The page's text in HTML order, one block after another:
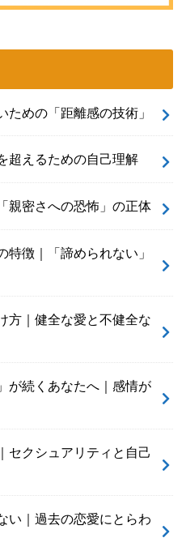
めの「距離感の技術」
超えるための自己理解
親密さへの恐怖」の正体
徴｜「諦められない」
方｜健全な愛と不健全な
が続くあなたへ｜感情が
セクシュアリティと自己
い｜過去の恋愛にとらわ